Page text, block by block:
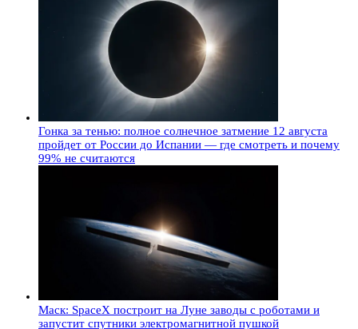
Гонка за тенью: полное солнечное затмение 12 августа
пройдет от России до Испании — где смотреть и почему
99% не считаются
Маск: SpaceX построит на Луне заводы с роботами и
запустит спутники электромагнитной пушкой